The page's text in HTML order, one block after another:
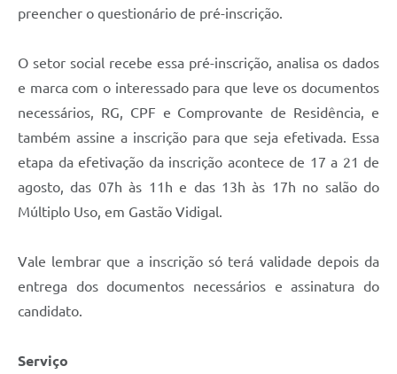
preencher o questionário de pré-inscrição.
O setor social recebe essa pré-inscrição, analisa os dados
e marca com o interessado para que leve os documentos
necessários, RG, CPF e Comprovante de Residência, e
também assine a inscrição para que seja efetivada. Essa
etapa da efetivação da inscrição acontece de 17 a 21 de
agosto, das 07h às 11h e das 13h às 17h no salão do
Múltiplo Uso, em Gastão Vidigal.
Vale lembrar que a inscrição só terá validade depois da
entrega dos documentos necessários e assinatura do
candidato.
Serviço